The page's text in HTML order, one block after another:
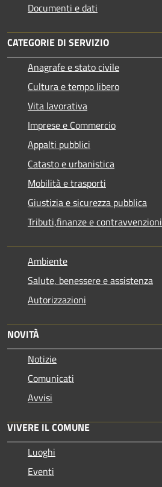
Documenti e dati
CATEGORIE DI SERVIZIO
Anagrafe e stato civile
Cultura e tempo libero
Vita lavorativa
Imprese e Commercio
Appalti pubblici
Catasto e urbanistica
Mobilità e trasporti
Giustizia e sicurezza pubblica
Tributi,finanze e contravvenzioni
Ambiente
Salute, benessere e assistenza
Autorizzazioni
NOVITÀ
Notizie
Comunicati
Avvisi
VIVERE IL COMUNE
Luoghi
Eventi